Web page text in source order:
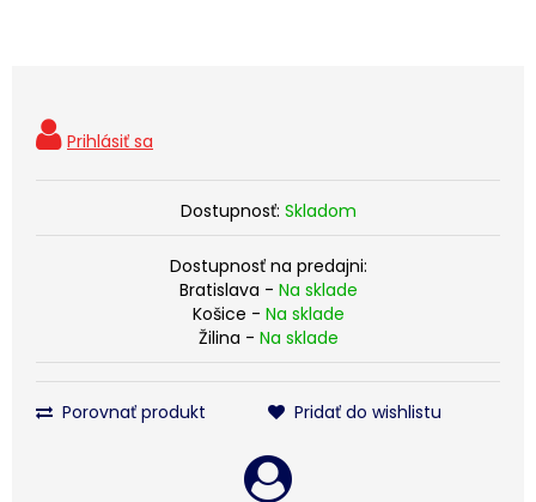
Dostupnosť: Skladom
Dostupnosť na predajni:
Bratislava - Na sklade
Košice - Na sklade
Žilina - Na sklade
Porovnať produkt Pridať do wishlistu